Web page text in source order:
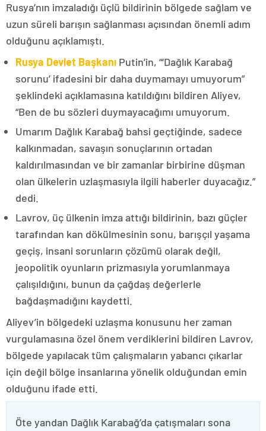
Rusya’nın imzaladığı üçlü bildirinin bölgede sağlam ve
uzun süreli barışın sağlanması açısından önemli adım
olduğunu açıklamıştı.
Rusya Devlet Başkanı Putin’in, “‘Dağlık Karabağ
sorunu’ ifadesini bir daha duymamayı umuyorum”
şeklindeki açıklamasına katıldığını bildiren Aliyev,
“Ben de bu sözleri duymayacağımı umuyorum.
Umarım Dağlık Karabağ bahsi geçtiğinde, sadece
kalkınmadan, savaşın sonuçlarının ortadan
kaldırılmasından ve bir zamanlar birbirine düşman
olan ülkelerin uzlaşmasıyla ilgili haberler duyacağız.”
dedi.
Lavrov, üç ülkenin imza attığı bildirinin, bazı güçler
tarafından kan dökülmesinin sonu, barışçıl yaşama
geçiş, insani sorunların çözümü olarak değil,
jeopolitik oyunların prizmasıyla yorumlanmaya
çalışıldığını, bunun da çağdaş değerlerle
bağdaşmadığını kaydetti.
Aliyev’in bölgedeki uzlaşma konusunu her zaman
vurgulamasına özel önem verdiklerini bildiren Lavrov,
bölgede yapılacak tüm çalışmaların yabancı çıkarlar
için değil bölge insanlarına yönelik olduğundan emin
olduğunu ifade etti.
Öte yandan Dağlık Karabağ’da çatışmaları sona